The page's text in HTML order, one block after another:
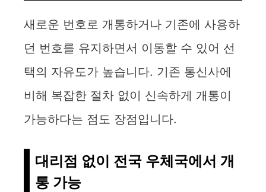
새로운 번호로 개통하거나 기존에 사용하
던 번호를 유지하면서 이동할 수 있어 선
택의 자유도가 높습니다. 기존 통신사에
비해 복잡한 절차 없이 신속하게 개통이
가능하다는 점도 장점입니다.
대리점 없이 전국 우체국에서 개
통 가능